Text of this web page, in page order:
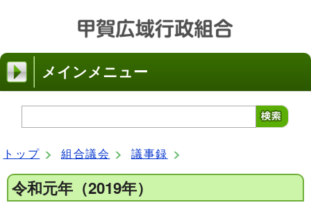
メインメニュー
トップ 組合議会 議事録
令和元年（2019年）